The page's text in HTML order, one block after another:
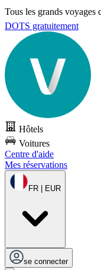
Tous les grands voyages
DOTS gratuitement
Hôtels
Voitures
Centre d'aide
Mes réservations
FR | EUR
se connecter